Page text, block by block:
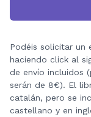
Podéis solicitar un
haciendo click al
de envío incluidos
serán de 8€). El
catalán, pero se
castellano y en